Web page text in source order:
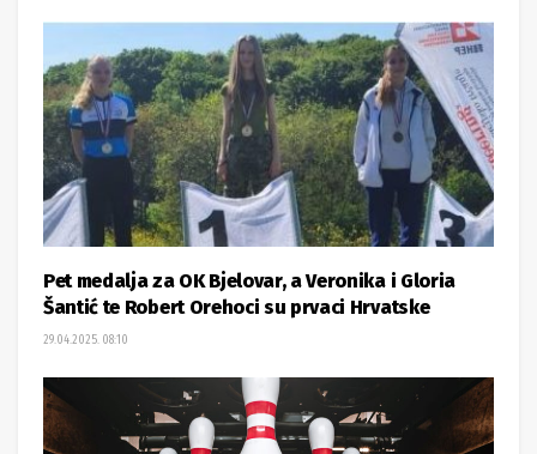
Pet medalja za OK Bjelovar, a Veronika i Gloria
Šantić te Robert Orehoci su prvaci Hrvatske
29.04.2025. 08:10